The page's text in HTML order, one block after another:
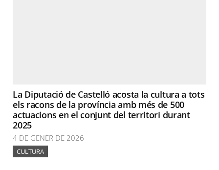
La Diputació de Castelló acosta la cultura a tots
els racons de la província amb més de 500
actuacions en el conjunt del territori durant
2025
4 DE GENER DE 2026
CULTURA